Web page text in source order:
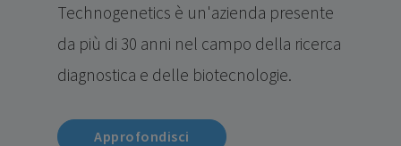
Technogenetics è un'azienda presente
da più di 30 anni nel campo della ricerca
diagnostica e delle biotecnologie.
Approfondisci